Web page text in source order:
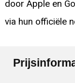
door Apple en
via hun officiële